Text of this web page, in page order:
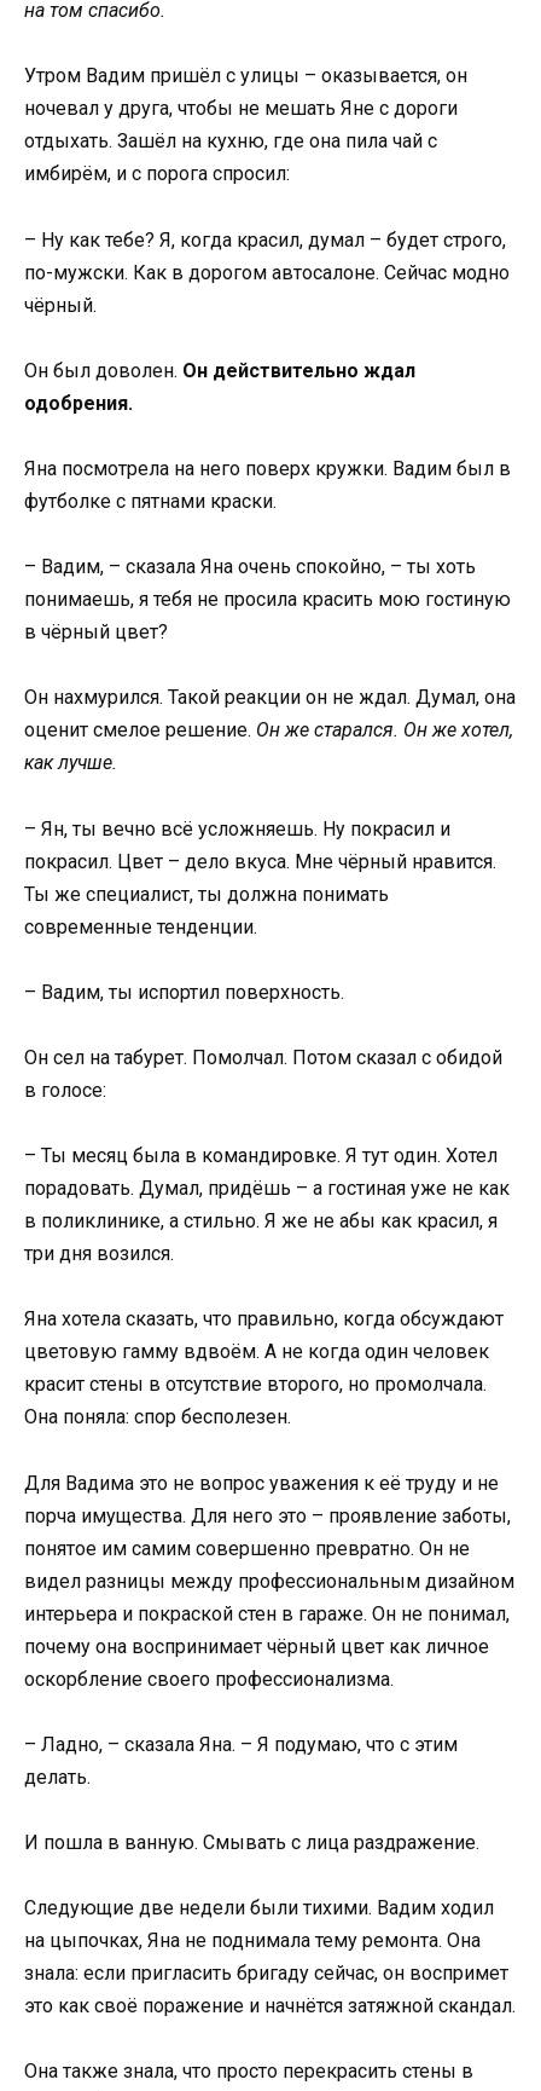
на том спасибо.
Утром Вадим пришёл с улицы – оказывается, он
ночевал у друга, чтобы не мешать Яне с дороги
отдыхать. Зашёл на кухню, где она пила чай с
имбирём, и с порога спросил:
– Ну как тебе? Я, когда красил, думал – будет строго,
по-мужски. Как в дорогом автосалоне. Сейчас модно
чёрный.
Он был доволен. Он действительно ждал
одобрения.
Яна посмотрела на него поверх кружки. Вадим был в
футболке с пятнами краски.
– Вадим, – сказала Яна очень спокойно, – ты хоть
понимаешь, я тебя не просила красить мою гостиную
в чёрный цвет?
Он нахмурился. Такой реакции он не ждал. Думал, она
оценит смелое решение. Он же старался. Он же хотел,
как лучше.
– Ян, ты вечно всё усложняешь. Ну покрасил и
покрасил. Цвет – дело вкуса. Мне чёрный нравится.
Ты же специалист, ты должна понимать
современные тенденции.
– Вадим, ты испортил поверхность.
Он сел на табурет. Помолчал. Потом сказал с обидой
в голосе:
– Ты месяц была в командировке. Я тут один. Хотел
порадовать. Думал, придёшь – а гостиная уже не как
в поликлинике, а стильно. Я же не абы как красил, я
три дня возился.
Яна хотела сказать, что правильно, когда обсуждают
цветовую гамму вдвоём. А не когда один человек
красит стены в отсутствие второго, но промолчала.
Она поняла: спор бесполезен.
Для Вадима это не вопрос уважения к её труду и не
порча имущества. Для него это – проявление заботы,
понятое им самим совершенно превратно. Он не
видел разницы между профессиональным дизайном
интерьера и покраской стен в гараже. Он не понимал,
почему она воспринимает чёрный цвет как личное
оскорбление своего профессионализма.
– Ладно, – сказала Яна. – Я подумаю, что с этим
делать.
И пошла в ванную. Смывать с лица раздражение.
Следующие две недели были тихими. Вадим ходил
на цыпочках, Яна не поднимала тему ремонта. Она
знала: если пригласить бригаду сейчас, он воспримет
это как своё поражение и начнётся затяжной скандал.
Она также знала, что просто перекрасить стены в